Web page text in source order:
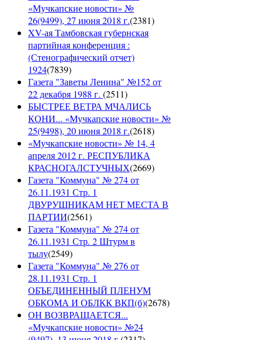
«Мучкапские новости» №
26(9499), 27 июня 2018 г.(2381)
XV-ая Тамбовская губернская
партийная конференция :
(Стенографический отчет)
1924(7839)
Газета "Заветы Ленина" №152 от
22 декабря 1988 г. (2511)
БЫСТРЕЕ ВЕТРА МЧАЛИСЬ
КОНИ... «Мучкапские новости» №
25(9498), 20 июня 2018 г.(2618)
«Мучкапские новости» № 14, 4
апреля 2012 г. РЕСПУБЛИКА
КРАСНОГАЛСТУЧНЫХ(2669)
Газета "Коммуна" № 274 от
26.11.1931 Стр. 1
ДВУРУШНИКАМ НЕТ МЕСТА В
ПАРТИИ(2561)
Газета "Коммуна" № 274 от
26.11.1931 Стр. 2 Штурм в
тылу(2549)
Газета "Коммуна" № 276 от
28.11.1931 Стр. 1
ОБЪЕДИНЕННЫЙ ПЛЕНУМ
ОБКОМА И ОБЛКК ВКП(б)(2678)
ОН ВОЗВРАЩАЕТСЯ...
«Мучкапские новости» №24